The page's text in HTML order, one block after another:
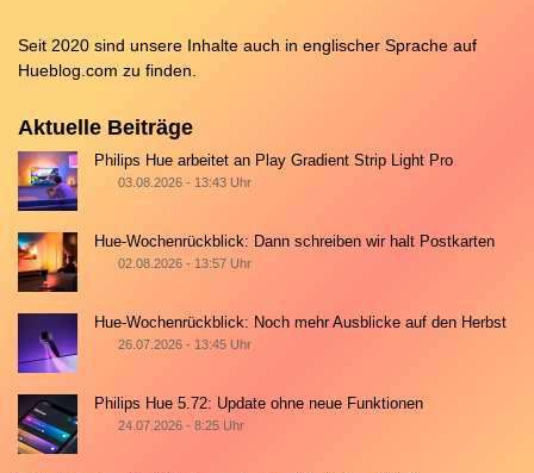
Seit 2020 sind unsere Inhalte auch in englischer Sprache auf
Hueblog.com zu finden.
Aktuelle Beiträge
Philips Hue arbeitet an Play Gradient Strip Light Pro
03.08.2026 - 13:43 Uhr
Hue-Wochenrückblick: Dann schreiben wir halt Postkarten
02.08.2026 - 13:57 Uhr
Hue-Wochenrückblick: Noch mehr Ausblicke auf den Herbst
26.07.2026 - 13:45 Uhr
Philips Hue 5.72: Update ohne neue Funktionen
24.07.2026 - 8:25 Uhr